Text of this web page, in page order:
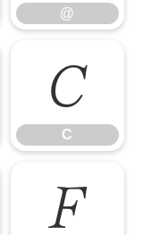
@
C
C
F